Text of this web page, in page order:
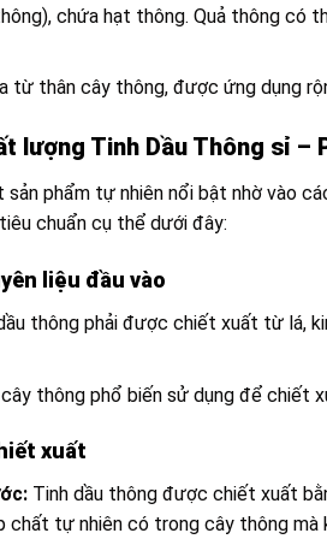
chứa hạt thông. Quả thông có
từ thân cây thông, được ứng dụng
lượng Tinh Dầu Thông sỉ –
sản phẩm tự nhiên nổi bật nhờ vào
chuẩn cụ thể dưới đây:
liệu đầu vào
thông phải được chiết xuất từ lá,
thông phổ biến sử dụng để chiết
xuất
Tinh dầu thông được chiết xuất
chất tự nhiên có trong cây thông